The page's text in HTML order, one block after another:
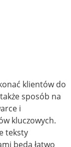
klientów do
sposób na
i
kluczowych.
teksty
będą łatwo